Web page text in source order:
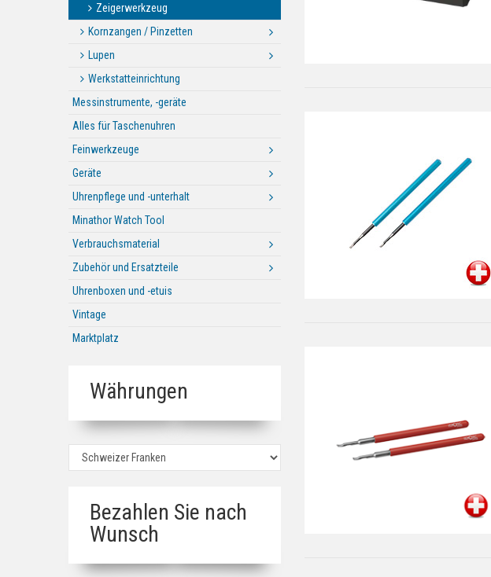
Zeigerwerkzeug
Kornzangen / Pinzetten
Lupen
Werkstatteinrichtung
Messinstrumente, -geräte
Alles für Taschenuhren
Feinwerkzeuge
Geräte
Uhrenpflege und -unterhalt
Minathor Watch Tool
Verbrauchsmaterial
Zubehör und Ersatzteile
Uhrenboxen und -etuis
Vintage
Marktplatz
Währungen
Bezahlen Sie nach
Wunsch